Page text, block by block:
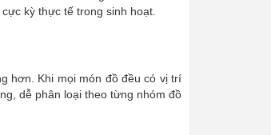
kỳ thực tế trong sinh hoạt.
hơn. Khi mọi món đồ đều có vị trí
dễ phân loại theo từng nhóm đồ